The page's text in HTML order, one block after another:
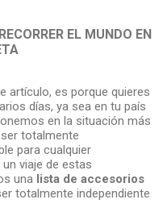
EL MUNDO EN
artículo, es porque quieres
días, ya sea en tu país
en la situación más
totalmente
para cualquier
viaje de estas
una lista de accesorios
totalmente independiente